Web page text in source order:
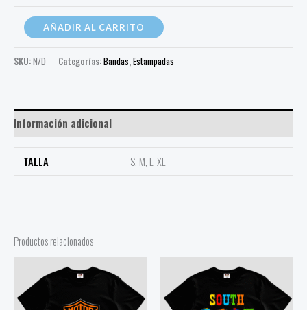
AÑADIR AL CARRITO
SKU:N/D Categorías:Bandas,Estampadas
Información adicional
TALLA S, M, L, XL
Productos relacionados